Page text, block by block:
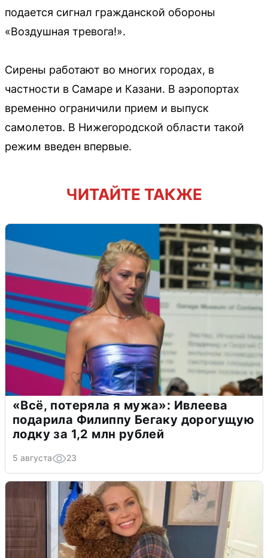
подается сигнал гражданской обороны
«Воздушная тревога!».
Сирены работают во многих городах, в
частности в Самаре и Казани. В аэропортах
временно ограничили прием и выпуск
самолетов. В Нижегородской области такой
режим введен впервые.
ЧИТАЙТЕ ТАКЖЕ
«Всё, потеряла я мужа»: Ивлеева
подарила Филиппу Бегаку дорогущую
лодку за 1,2 млн рублей
5 августа 23